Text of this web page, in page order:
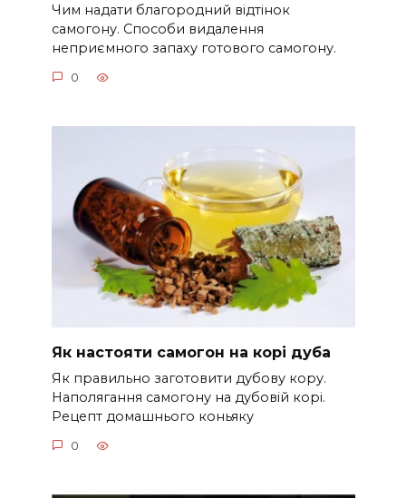
Чим надати благородний відтінок
самогону. Способи видалення
неприємного запаху готового самогону.
0
Як настояти самогон на корі дуба
Як правильно заготовити дубову кору.
Наполягання самогону на дубовій корі.
Рецепт домашнього коньяку
0